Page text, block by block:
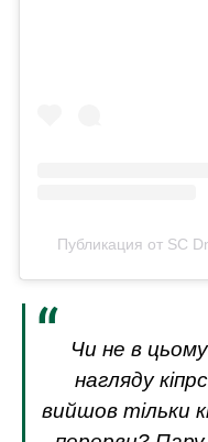
Публикация от SC
Чи не в
нагляду
вийшов тільки